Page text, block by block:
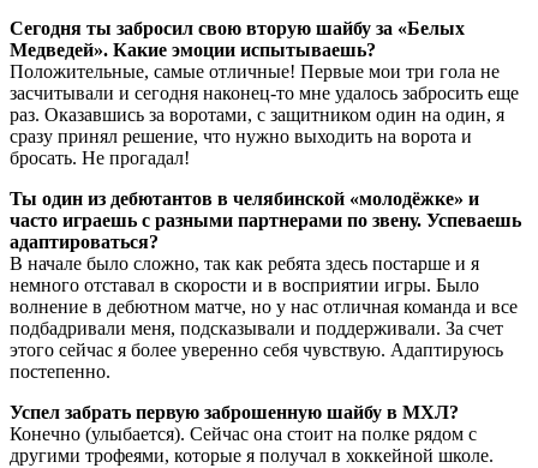
Сегодня ты забросил свою вторую шайбу за «Белых
Медведей». Какие эмоции испытываешь?
Положительные, самые отличные! Первые мои три гола не
засчитывали и сегодня наконец-то мне удалось забросить еще
раз. Оказавшись за воротами, с защитником один на один, я
сразу принял решение, что нужно выходить на ворота и
бросать. Не прогадал!
Ты один из дебютантов в челябинской «молодёжке» и
часто играешь с разными партнерами по звену. Успеваешь
адаптироваться?
В начале было сложно, так как ребята здесь постарше и я
немного отставал в скорости и в восприятии игры. Было
волнение в дебютном матче, но у нас отличная команда и все
подбадривали меня, подсказывали и поддерживали. За счет
этого сейчас я более уверенно себя чувствую. Адаптируюсь
постепенно.
Успел забрать первую заброшенную шайбу в МХЛ?
Конечно (улыбается). Сейчас она стоит на полке рядом с
другими трофеями, которые я получал в хоккейной школе.